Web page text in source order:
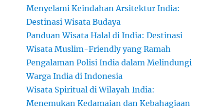
Menyelami Keindahan Arsitektur India:
Destinasi Wisata Budaya
Panduan Wisata Halal di India: Destinasi
Wisata Muslim-Friendly yang Ramah
Pengalaman Polisi India dalam Melindungi
Warga India di Indonesia
Wisata Spiritual di Wilayah India:
Menemukan Kedamaian dan Kebahagiaan